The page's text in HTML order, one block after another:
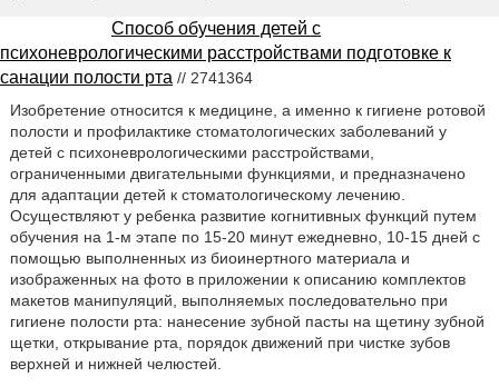
Способ обучения детей с
психоневрологическими расстройствами подготовке к
санации полости рта // 2741364
Изобретение относится к медицине, а именно к гигиене ротовой
полости и профилактике стоматологических заболеваний у
детей с психоневрологическими расстройствами,
ограниченными двигательными функциями, и предназначено
для адаптации детей к стоматологическому лечению.
Осуществляют у ребенка развитие когнитивных функций путем
обучения на 1-м этапе по 15-20 минут ежедневно, 10-15 дней с
помощью выполненных из биоинертного материала и
изображенных на фото в приложении к описанию комплектов
макетов манипуляций, выполняемых последовательно при
гигиене полости рта: нанесение зубной пасты на щетину зубной
щетки, открывание рта, порядок движений при чистке зубов
верхней и нижней челюстей.